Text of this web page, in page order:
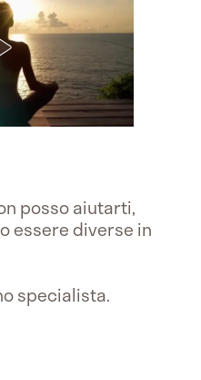
posso aiutarti,
essere diverse in
specialista.